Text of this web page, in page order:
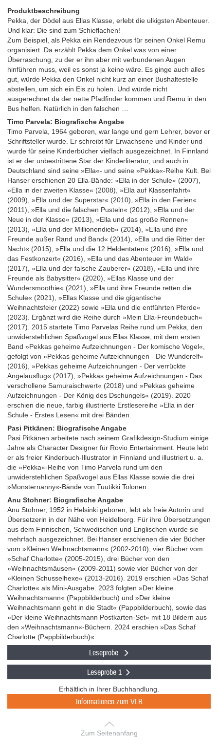
Produktbeschreibung
Pekka, der Dödel aus Ellas Klasse, erlebt die ulkigsten Abenteuer.
Und klar: Die sind zum Schieflachen!
Zum Beispiel, als Pekka ein Rendezvous für seinen Onkel Remu
organisiert. Da erzählt Pekka dem Onkel was von einer
Überraschung, zu der er ihn aber mit verbundenen Augen
hinführen muss, weil es sonst ja keine wäre. Es ginge auch alles
gut, würde Pekka den Onkel nicht kurz an einer Bushaltestelle
abstellen, um sich ein Eis zu holen. Und würde nicht
ausgerechnet da der nette Pfadfinder kommen und Remu in den
Bus helfen. Natürlich in den falschen …
Timo Parvela: Biografische Angabe
Timo Parvela, 1964 geboren, war lange und gern Lehrer, bevor er
Schriftsteller wurde. Er schreibt für Erwachsene und Kinder und
wurde für seine Kinderbücher vielfach ausgezeichnet. In Finnland
ist er der unbestrittene Star der Kinderliteratur, und auch in
Deutschland sind seine »Ella«- und seine »Pekka«-Reihe Kult. Bei
Hanser erschienen 20 Ella-Bände: »Ella in der Schule« (2007),
»Ella in der zweiten Klasse« (2008), »Ella auf Klassenfahrt«
(2009), »Ella und der Superstar« (2010), »Ella in den Ferien«
(2011), »Ella und die falschen Pusteln« (2012), »Ella und der
Neue in der Klasse« (2013), »Ella und das große Rennen«
(2013), »Ella und der Millionendieb« (2014), »Ella und ihre
Freunde außer Rand und Band« (2014), »Ella und die Ritter der
Nacht« (2015), »Ella und die 12 Heldentaten« (2016), »Ella und
das Festkonzert« (2016), »Ella und das Abenteuer im Wald«
(2017), »Ella und der falsche Zauberer« (2018), »Ella und ihre
Freunde als Babysitter« (2020), »Ellas Klasse und der
Wundersmoothie« (2021), »Ella und ihre Freunde retten die
Schule« (2021), »Ellas Klasse und die gigantische
Weihnachtsfeier (2022) sowie »Ella und die entführten Pferde«
(2023). Ergänzt wird die Reihe durch »Mein Ella-Freundebuch«
(2017). 2015 startete Timo Parvelas Reihe rund um Pekka, den
unwiderstehlichen Spaßvogel aus Ellas Klasse, mit dem ersten
Band »Pekkas geheime Aufzeichnungen - Der komische Vogel«,
gefolgt von »Pekkas geheime Aufzeichnungen - Die Wunderelf«
(2016), »Pekkas geheime Aufzeichnungen - Der verrückte
Angelausflug« (2017), »Pekkas geheime Aufzeichnungen - Das
verschollene Samuraischwert« (2018) und »Pekkas geheime
Aufzeichnungen - Der König des Dschungels« (2019). 2020
erschien die neue, farbig illustrierte Erstlesereihe »Ella in der
Schule - Erstes Lesen« mit drei Bänden.
Pasi Pitkänen: Biografische Angabe
Pasi Pitkänen arbeitete nach seinem Grafikdesign-Studium einige
Jahre als Character Designer für Rovio Entertainment. Heute lebt
er als freier Kinderbuch-Illustrator in Finnland und illustriert u. a.
die »Pekka«-Reihe von Timo Parvela rund um den
unwiderstehlichen Spaßvogel aus Ellas Klasse sowie die drei
»Monsternanny«-Bände von Tuutikki Tolonen.
Anu Stohner: Biografische Angabe
Anu Stohner, 1952 in Helsinki geboren, lebt als freie Autorin und
Übersetzerin in der Nähe von Heidelberg. Für ihre Übersetzungen
aus dem Finnischen, Schwedischen und Englischen wurde sie
mehrfach ausgezeichnet. Bei Hanser erschienen die vier Bücher
vom »Kleinen Weihnachtsmann« (2002-2010), vier Bücher vom
»Schaf Charlotte« (2005-2015), drei Bücher von den
»Weihnachtsmäusen« (2009-2011) sowie vier Bücher von der
»Kleinen Schusselhexe« (2013-2016). 2019 erschien »Das Schaf
Charlotte« als Mini-Ausgabe. 2023 folgten »Der kleine
Weihnachtsmann« (Pappbilderbuch) und »Der kleine
Weihnachtsmann geht in die Stadt« (Pappbilderbuch), sowie das
»Der kleine Weihnachtsmann Postkarten-Set« mit 18 Bildern aus
den »Weihnachtsmann«-Büchern. 2024 erschien »Das Schaf
Charlotte (Pappbilderbuch)«.
Leseprobe
Leseprobe 1
Erhältlich in Ihrer Buchhandlung.
Informationen zum VLB
Zum Seitenanfang